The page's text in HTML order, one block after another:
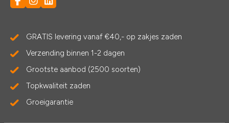
GRATIS levering vanaf €40,- op zakjes zaden
Verzending binnen 1-2 dagen
Grootste aanbod (2500 soorten)
Topkwaliteit zaden
Groeigarantie